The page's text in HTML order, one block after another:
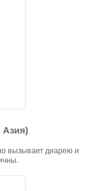
Азия)
вызывает диарею и